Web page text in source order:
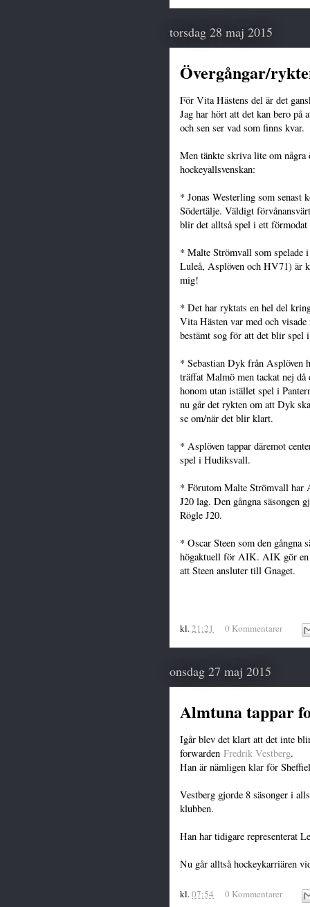
torsdag 28 maj 2015
Övergångar/
För Vita Hästens del är det
Jag har hört att det kan bero på
och sen ser vad som finns kvar.
Men tänkte skriva lite om några
hockeyallsvenskan:
* Jonas Westerling som
Södertälje. Väldigt
blir det alltså spel i ett
* Malte Strömvall som spelade
Luleå, Asplöven och HV71)
mig!
* Det har ryktats en hel del
Vita Hästen var med och
bestämt sog för att det blir spel
* Sebastian Dyk från Asplöven
träffat Malmö men tackat nej
honom utan istället spel i
nu går det rykten om att Dyk
se om/när det blir klart.
* Asplöven tappar däremot
spel i Hudiksvall.
* Förutom Malte Strömvall har
J20 lag. Den gångna säsongen
Rögle J20.
* Oscar Steen som den gångna
högaktuell för AIK. AIK gör en
att Steen ansluter till Gnaget.
kl.21:21 0 Kommentarer
onsdag 27 maj 2015
Almtuna tappar
Igår blev det klart att det inte
forwarden Fredrik Vestberg.
Han är nämligen klar för
Vestberg gjorde 8 säsonger i
klubben.
Han har tidigare representerat
Nu går alltså hockeykarriären
kl.07:54 0 Kommentarer